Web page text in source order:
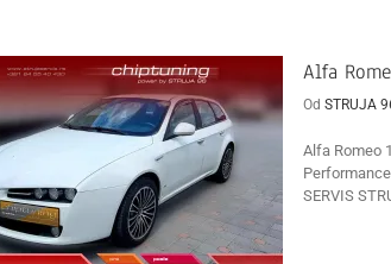
Alfa
OdSTRUJA
Alfa Romeo
SERVIS